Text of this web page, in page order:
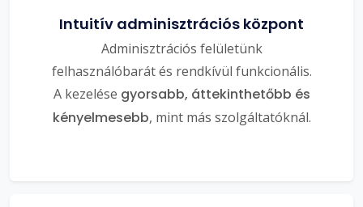
Intuitív adminisztrációs központ
Adminisztrációs felületünk
felhasználóbarát és rendkívül funkcionális.
A kezelése gyorsabb, áttekinthetőbb és
kényelmesebb, mint más szolgáltatóknál.